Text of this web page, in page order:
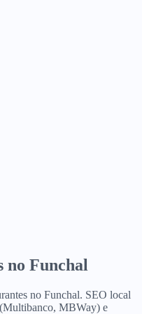
no Funchal
no Funchal. SEO local
MBWay) e